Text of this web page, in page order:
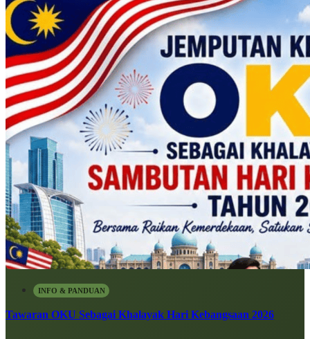
INFO & PANDUAN
Tawaran OKU Sebagai Khalayak Hari Kebangsaan 2026